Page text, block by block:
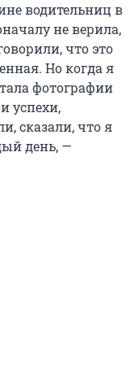
водительниц в
не верила,
что это
Но когда я
фотографии
успехи,
сказали, что я
день, —